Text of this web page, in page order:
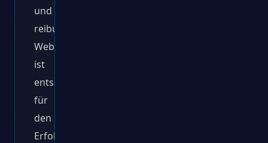
und
reibungslose
Website
ist
entscheidend
für
den
Erfolg